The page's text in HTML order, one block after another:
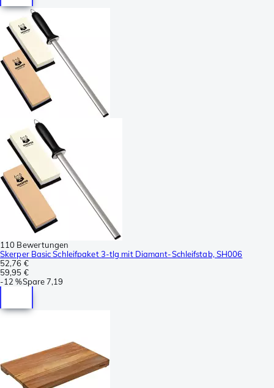
110 Bewertungen
Skerper Basic Schleifpaket 3-tlg mit Diamant-Schleifstab, SH006
52,76 €
59,95 €
-12 %Spare7,19